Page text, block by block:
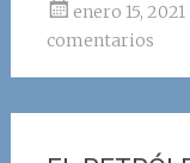
enero 15, 2021
comentarios